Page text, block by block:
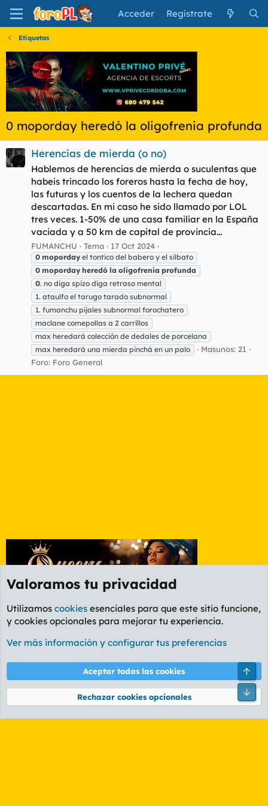
Acceder Regístrate
Etiquetas
0 moporday heredó la oligofrenia profunda
Herencias de mierda (o no)
Hablemos de herencias de mierda o suculentas que
habeis trincado los foreros hasta la fecha de hoy,
las futuras y los cuentos de la lechera quedan
descartadas. En mi caso he sido llamado por LOL
tres veces. 1-50% de una casa familiar en la España
vaciada y a 50 km de capital de provincia...
FUMANCHU Tema 17 Oct 2024
0 moporday el tontico del babero y el silbato
0 moporday heredó la oligofrenia profunda
0. no diga spizo diga retraso mental
1. ataulfo el tarugo tarado subnormal
1. fumanchu pijales subnormal forochatero
maclane comepollas a 2 carrillos
max heredará colección de dedales de porcelana
max heredará una mierda pinchá en un palo
Masunos: 21
Foro: Foro General
Etiquetas
Cookies
PL OLDSTYLE AMARILLO
Términos y reglas Política de privacidad Ayuda
Community platform by XenForo® © 2010-2026 XenForo Ltd.
Valoramos tu privacidad
Utilizamos cookies esenciales para que este sitio funcione,
y cookies opcionales para mejorar tu experiencia.
Ver más información y configurar tus preferencias
Aceptar todas las cookies
Rechazar cookies opcionales
Pie